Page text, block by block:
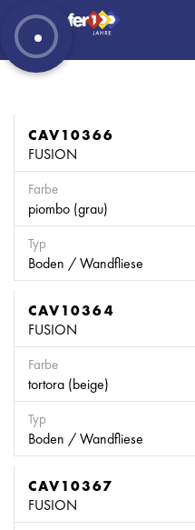
CAV10366
FUSION
Farbe
piombo (grau)
Typ
Boden / Wandfliese
CAV10364
FUSION
Farbe
tortora (beige)
Typ
Boden / Wandfliese
CAV10367
FUSION